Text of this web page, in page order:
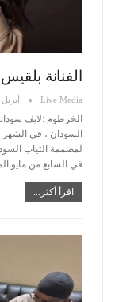
الفنانة
Live Media أبريل 20, 2022
الخرطوم :لايف
السودان ، في
لمصممة الثياب
في السابع من مايو
اقرأ أكثر...